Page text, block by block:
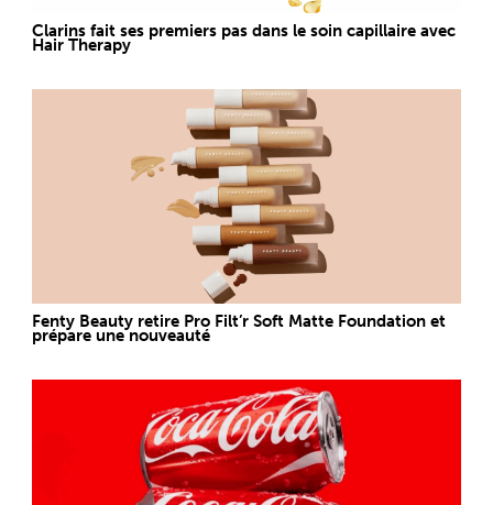
Clarins fait ses premiers pas dans le soin capillaire avec
Hair Therapy
Fenty Beauty retire Pro Filt’r Soft Matte Foundation et
prépare une nouveauté